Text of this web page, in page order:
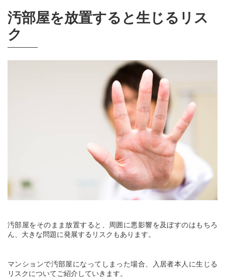
汚部屋を放置すると生じるリス
ク
汚部屋をそのまま放置すると、周囲に悪影響を及ぼすのはもちろ
ん、大きな問題に発展するリスクもあります。
マンションで汚部屋になってしまった場合、入居者本人に生じる
リスクについてご紹介していきます。